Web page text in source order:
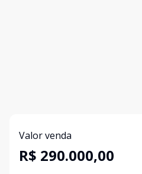
Valor venda
R$ 290.000,00